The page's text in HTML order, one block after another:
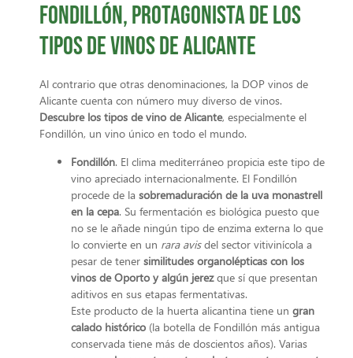
Fondillón, protagonista de los
tipos de vinos de Alicante
Al contrario que otras denominaciones, la DOP vinos de
Alicante cuenta con número muy diverso de vinos.
Descubre los tipos de vino de Alicante, especialmente el
Fondillón, un vino único en todo el mundo.
Fondillón. El clima mediterráneo propicia este tipo de
vino apreciado internacionalmente. El Fondillón
procede de la sobremaduración de la uva monastrell
en la cepa. Su fermentación es biológica puesto que
no se le añade ningún tipo de enzima externa lo que
lo convierte en un rara avisdel sector vitivinícola a
pesar de tener similitudes organolépticas con los
vinos de Oporto y algún jerezque sí que presentan
aditivos en sus etapas fermentativas.
Este producto de la huerta alicantina tiene un gran
calado histórico (la botella de Fondillón más antigua
conservada tiene más de doscientos años). Varias